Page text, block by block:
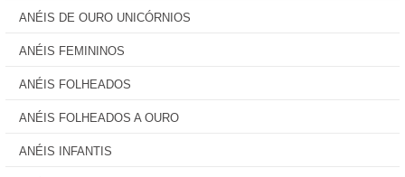
ANÉIS DE OURO UNICÓRNIOS
ANÉIS FEMININOS
ANÉIS FOLHEADOS
ANÉIS FOLHEADOS A OURO
ANÉIS INFANTIS